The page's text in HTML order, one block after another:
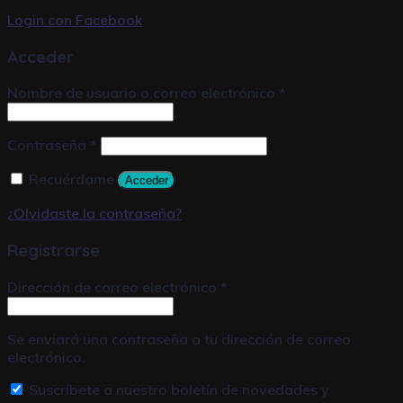
Login con Facebook
Acceder
Nombre de usuario o correo electrónico *
Contraseña *
Recuérdame
Acceder
¿Olvidaste la contraseña?
Registrarse
Dirección de correo electrónico *
Se enviará una contraseña a tu dirección de correo
electrónico.
Suscríbete a nuestro boletín de novedades y